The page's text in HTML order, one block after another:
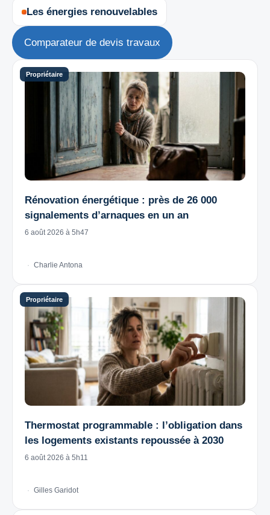
Les énergies renouvelables
Comparateur de devis travaux
Rénovation énergétique : près de 26 000
signalements d’arnaques en un an
6 août 2026 à 5h47
Charlie Antona
Thermostat programmable : l’obligation dans
les logements existants repoussée à 2030
6 août 2026 à 5h11
Gilles Garidot